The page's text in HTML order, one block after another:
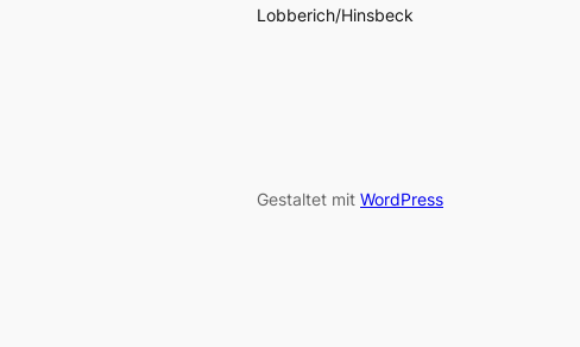
Lobberich/Hinsbeck
Gestaltet mit WordPress